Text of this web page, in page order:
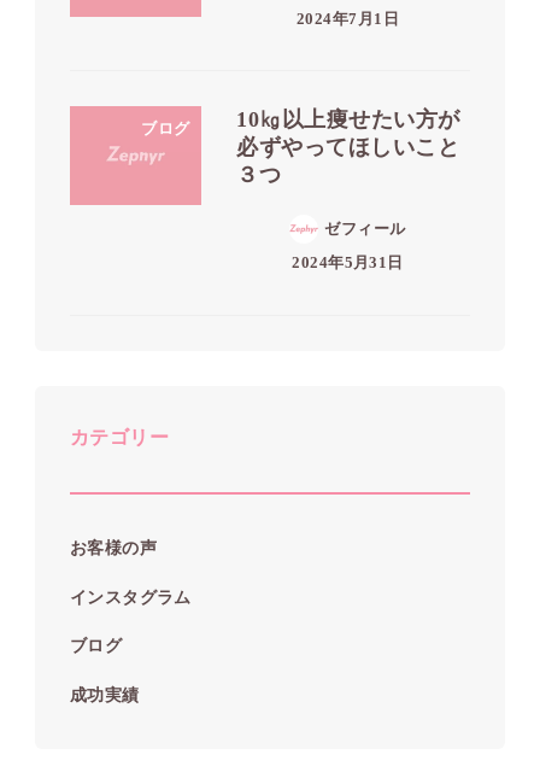
2024年7月1日
ブログ
10㎏以上痩せたい方が
必ずやってほしいこと
３つ
ゼフィール
2024年5月31日
カテゴリー
お客様の声
インスタグラム
ブログ
成功実績